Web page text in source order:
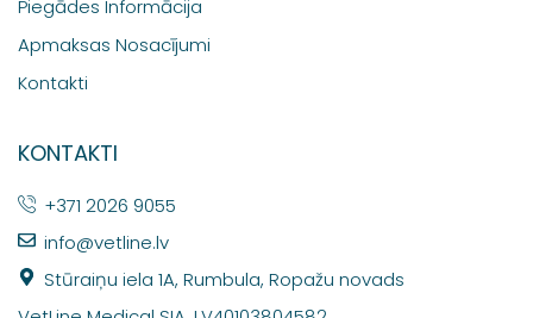
Piegādes Informācija
Apmaksas Nosacījumi
Kontakti
KONTAKTI
+371 2026 9055
info@vetline.lv
Stūraiņu iela 1A, Rumbula, Ropažu novads